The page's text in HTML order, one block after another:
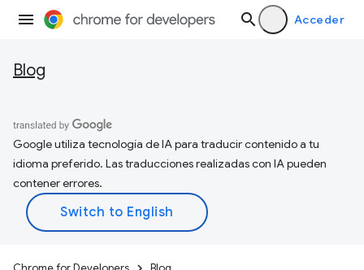
Acceder
Blog
Google utiliza tecnología de IA para traducir contenido a tu
idioma preferido. Las traducciones realizadas con IA pueden
contener errores.